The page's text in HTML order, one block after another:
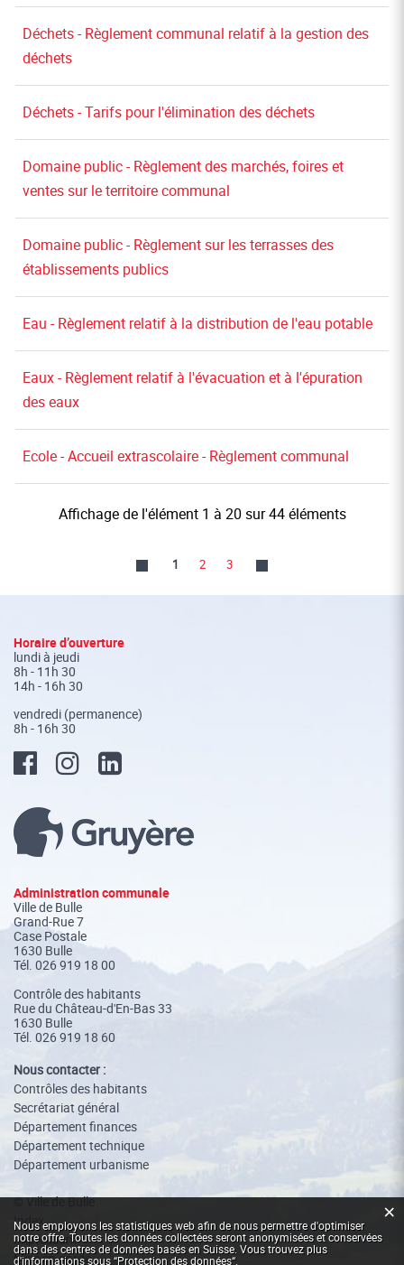
Déchets - Règlement communal relatif à la gestion des
déchets
Déchets - Tarifs pour l'élimination des déchets
Domaine public - Règlement des marchés, foires et
ventes sur le territoire communal
Domaine public - Règlement sur les terrasses des
établissements publics
Eau - Règlement relatif à la distribution de l'eau potable
Eaux - Règlement relatif à l'évacuation et à l'épuration
des eaux
Ecole - Accueil extrascolaire - Règlement communal
Affichage de l'élément 1 à 20 sur 44 éléments
1 2 3
Fusszeile
Horaire d’ouverture
lundi à jeudi
8h - 11h 30
14h - 16h 30
vendredi (permanence)
8h - 16h 30
Administration communale
Ville de Bulle
Grand-Rue 7
Case Postale
1630 Bulle
Tél. 026 919 18 00
Contrôle des habitants
Rue du Château-d'En-Bas 33
1630 Bulle
Tél. 026 919 18 60
Nous contacter :
Contrôles des habitants
Secrétariat général
Département finances
Département technique
Département urbanisme
© Ville de Bulle
Index
Impressum
Mise en garde
Statistiques web
Nous employons les statistiques web afin de nous permettre d'optimiser
notre offre. Toutes les données collectées seront anonymisées et conservées
dans des centres de données basés en Suisse. Vous trouvez plus
d'informations sous“Protection des données“.
×